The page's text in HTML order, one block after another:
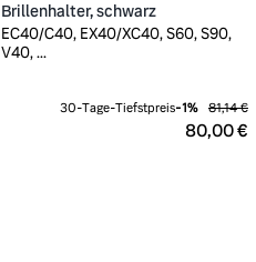
Brillenhalter, schwarz
EC40/C40, EX40/XC40, S60, S90,
V40, ...
80,00 €
30-Tage-Tiefstpreis-1% 81,14 €